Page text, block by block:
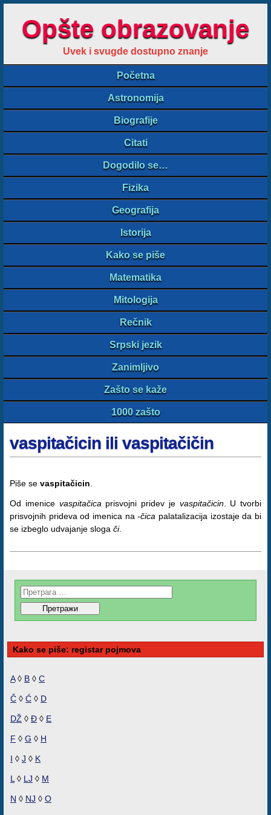
Opšte obrazovanje
Uvek i svugde dostupno znanje
Početna
Astronomija
Biografije
Citati
Dogodilo se…
Fizika
Geografija
Istorija
Kako se piše
Matematika
Mitologija
Rečnik
Srpski jezik
Zanimljivo
Zašto se kaže
1000 zašto
vaspitačicin ili vaspitačičin
Piše se vaspitačicin
Od imenice vaspitačica prisvojni pridev je vaspitačicin. U tvorbi
prisvojnih prideva od imenica na-čica palatalizacija izostaje da bi
se izbeglo udvajanje sloga či.
Kako se piše: registar pojmova
A◊ B ◊ C
Č ◊ Ć ◊ D
DŽ ◊ Đ ◊ E
F ◊ G ◊ H
I ◊ J ◊ K
L ◊ LJ ◊ M
N ◊ NJ ◊ O